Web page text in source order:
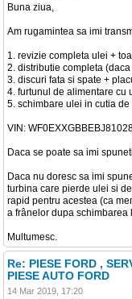
Buna ziua,
Am rugamintea sa imi
1. revizie completa ulei +
2. distributie completa
3. discuri fata si spate +
4. furtunul de alimentare cu
5. schimbare ulei in cutia de
VIN:
Daca se poate sa imi
Daca nu doresc sa imi
turbina care pierde ulei si
rapid pentru acestea (ca
a frânelor dupa schimbarea
Multumesc.
Re: PIESE FORD ,
PIESE AUTO FORD
14 Mar 2019, 17:20